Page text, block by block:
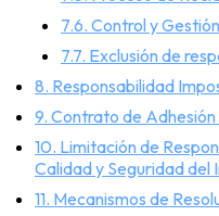
7.6. Control y
7.7. Exclusión de
8. Responsabilidad
9. Contrato de Adhesión
10. Limitación de
Calidad y Seguridad del
11. Mecanismos de